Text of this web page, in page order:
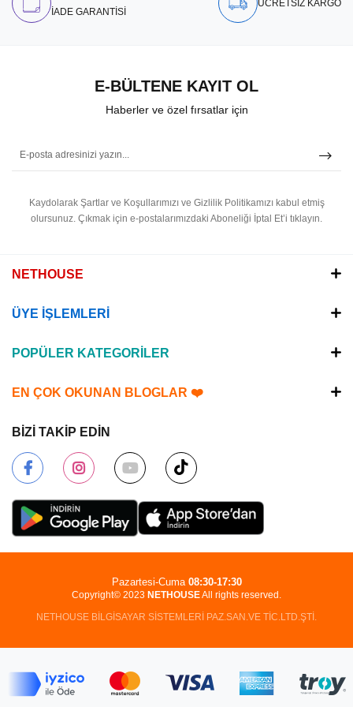
İADE GARANTİSİ
ÜCRETSİZ KARGO
E-BÜLTENE KAYIT OL
Haberler ve özel fırsatlar için
Kaydolarak Şartlar ve Koşullarımızı ve Gizlilik Politikamızı kabul etmiş
olursunuz. Çıkmak için e-postalarımızdaki Aboneliği İptal Et’i tıklayın.
NETHOUSE
ÜYE İŞLEMLERİ
POPÜLER KATEGORİLER
EN ÇOK OKUNAN BLOGLAR ❤️
BİZİ TAKİP EDİN
Copyright© 2023 NETHOUSEAll rights reserved.
NETHOUSE BİLGİSAYAR SİSTEMLERİ PAZ.SAN.VE TİC.LTD.ŞTİ.
Pazartesi-Cuma 08:30-17:30